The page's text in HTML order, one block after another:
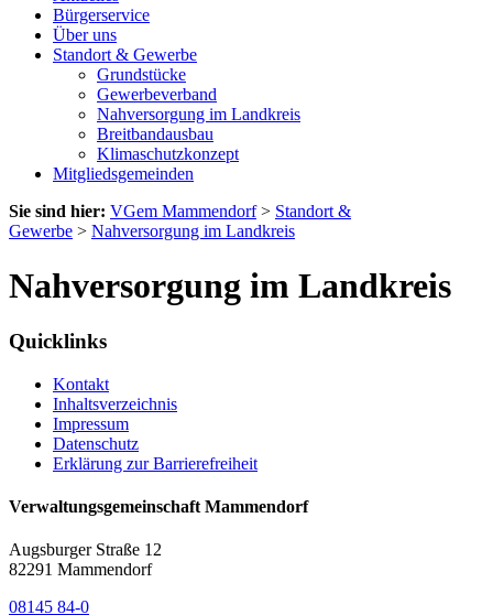
Bürgerservice
Über uns
Standort & Gewerbe
Grundstücke
Gewerbeverband
Nahversorgung im Landkreis
Breitbandausbau
Klimaschutzkonzept
Mitgliedsgemeinden
Sie sind hier: VGem Mammendorf> Standort &
Gewerbe > Nahversorgung im Landkreis
Nahversorgung im Landkreis
Quicklinks
Kontakt
Inhaltsverzeichnis
Impressum
Datenschutz
Erklärung zur Barrierefreiheit
Verwaltungsgemeinschaft Mammendorf
Augsburger Straße 12
82291 Mammendorf
08145 84-0